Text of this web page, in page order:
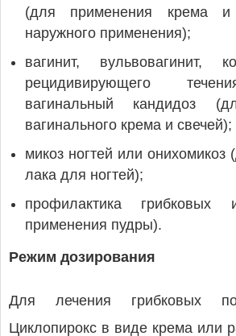
(для применения крема и
наружного применения);
вагинит, вульвовагинит,
рецидивирующего
вагинальный кандидоз
вагинального крема и свечей);
микоз ногтей или онихомикоз
лака для ногтей);
профилактика грибковых
применения пудры).
Режим дозирования
Для лечения грибковых
Циклопирокс в виде крема или